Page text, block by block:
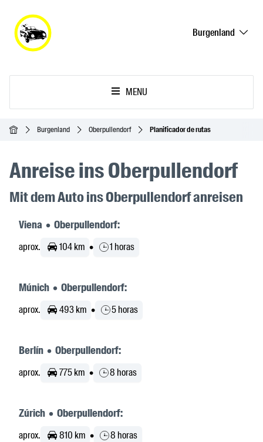
Burgenland
MENU
Inicio Burgenland Oberpullendorf Planificador de rutas
Anreise ins Oberpullendorf
Mit dem Auto ins Oberpullendorf anreisen
Viena • Oberpullendorf:
aprox. 104 km • 1 horas
Múnich • Oberpullendorf:
aprox. 493 km • 5 horas
Berlín • Oberpullendorf:
aprox. 775 km • 8 horas
Zúrich • Oberpullendorf:
aprox. 810 km • 8 horas